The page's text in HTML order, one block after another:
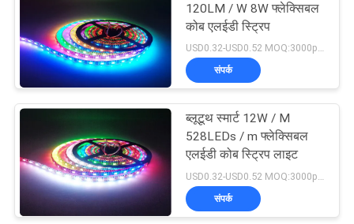
ओवरसीज़ एडिसन बल्ब
120LM / W 8W फ्लेक्सिबल
कोब एलईडी स्ट्रिप
USD0.32-USD0.52 MOQ:3000pcs
संपर्क
ब्लूटूथ स्मार्ट 12W / M
528LEDs / m फ्लेक्सिबल
एलईडी कोब स्ट्रिप लाइट
USD0.32-USD0.52 MOQ:3000pcs
संपर्क